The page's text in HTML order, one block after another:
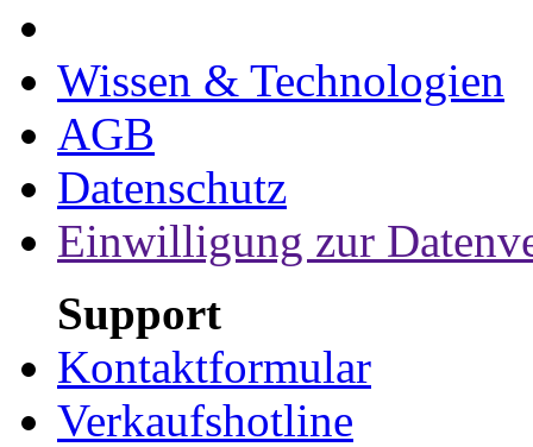
Wissen & Technologien
AGB
Datenschutz
Einwilligung zur
Support
Kontaktformular
Verkaufshotline